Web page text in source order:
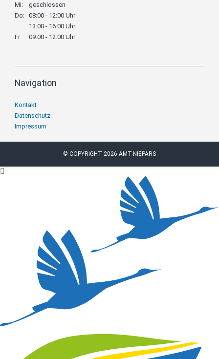
Mi:
geschlossen
Do: 08:00 - 12:00 Uhr
13:00 - 16:00 Uhr
Fr:
09:00 - 12:00 Uhr
Navigation
Navigation
überspringen
Kontakt
Datenschutz
Impressum
© COPYRIGHT 2026 AMT-NIEPARS